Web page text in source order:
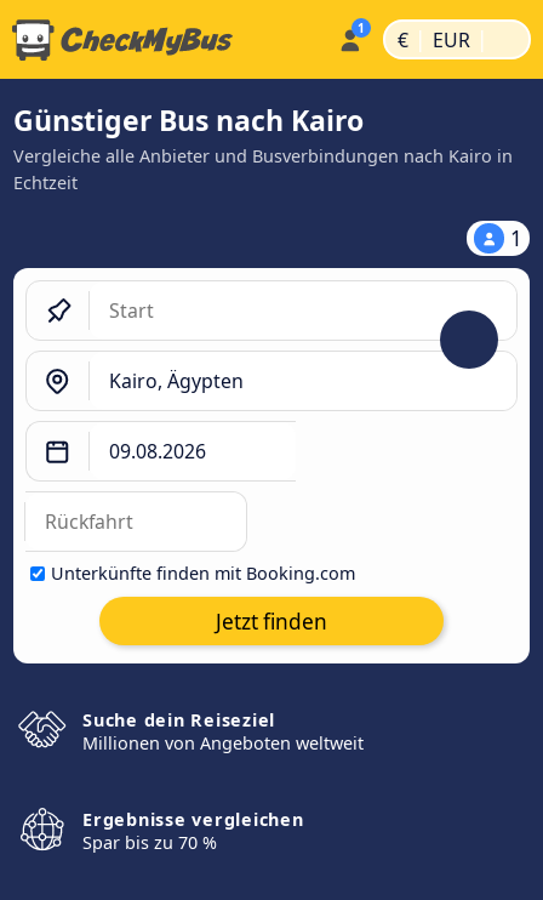
€ | EUR |
Günstiger Bus nach Kairo
Vergleiche alle Anbieter und Busverbindungen nach Kairo in
Echtzeit
1
Unterkünfte finden mit Booking.com
Jetzt finden
Suche dein Reiseziel
Millionen von Angeboten weltweit
Ergebnisse vergleichen
Spar bis zu 70 %